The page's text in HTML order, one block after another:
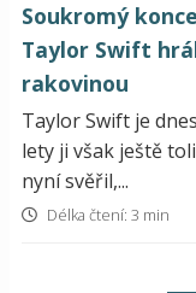
Soukromý
Taylor Swift
rakovinou
Taylor Swift je
lety ji však ještě
nyní svěřil,...
Délka čtení: 3 min